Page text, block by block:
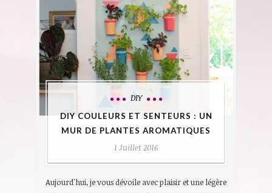
DIY
DIY COULEURS ET SENTEURS : UN
MUR DE PLANTES AROMATIQUES
1 Juillet 2016
Aujourd'hui, je vous dévoile avec plaisir et une légère